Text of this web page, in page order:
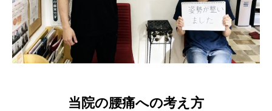
当院の腰痛への考え方